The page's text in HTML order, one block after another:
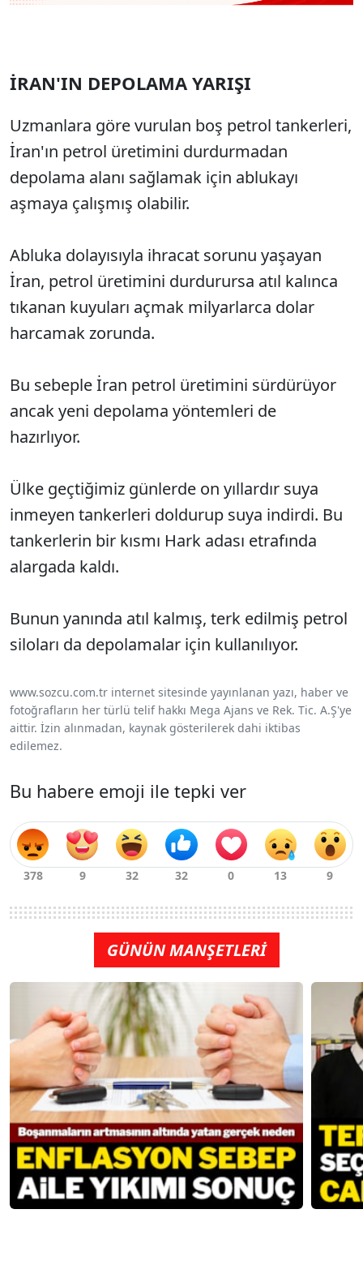
İRAN'IN DEPOLAMA YARIŞI
Uzmanlara göre vurulan boş petrol tankerleri,
İran'ın petrol üretimini durdurmadan
depolama alanı sağlamak için ablukayı
aşmaya çalışmış olabilir.
Abluka dolayısıyla ihracat sorunu yaşayan
İran, petrol üretimini durdurursa atıl kalınca
tıkanan kuyuları açmak milyarlarca dolar
harcamak zorunda.
Bu sebeple İran petrol üretimini sürdürüyor
ancak yeni depolama yöntemleri de
hazırlıyor.
Ülke geçtiğimiz günlerde on yıllardır suya
inmeyen tankerleri doldurup suya indirdi. Bu
tankerlerin bir kısmı Hark adası etrafında
alargada kaldı.
Bunun yanında atıl kalmış, terk edilmiş petrol
siloları da depolamalar için kullanılıyor.
www.sozcu.com.tr internet sitesinde yayınlanan yazı, haber ve
fotoğrafların her türlü telif hakkı Mega Ajans ve Rek. Tic. A.Ş'ye
aittir. İzin alınmadan, kaynak gösterilerek dahi iktibas
edilemez.
Bu habere emoji ile tepki ver
GÜNÜN MANŞETLERİ